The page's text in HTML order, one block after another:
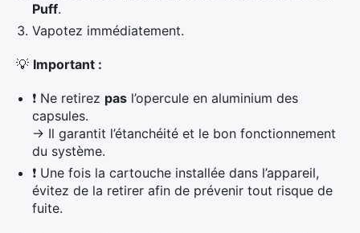
Puff.
Vapotez immédiatement.
💡 Important :
❗ Ne retirez pas l’opercule en aluminium des
capsules.
→ Il garantit l’étanchéité et le bon fonctionnement
du système.
❗ Une fois la cartouche installée dans l’appareil,
évitez de la retirer afin de prévenir tout risque de
fuite.